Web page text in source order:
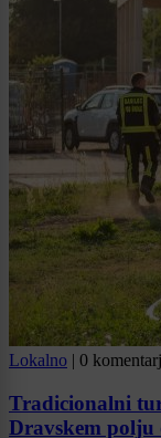
Lokalno | 0
Tradicionalni
Dravskem polju